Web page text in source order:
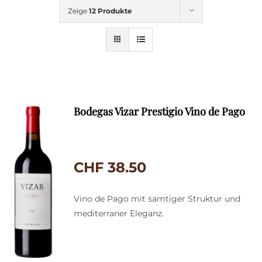
Zeige 12 Produkte
Bodegas Vizar Prestigio Vino de Pago
CHF 38.50
Vino de Pago mit samtiger Struktur und
mediterraner Eleganz.